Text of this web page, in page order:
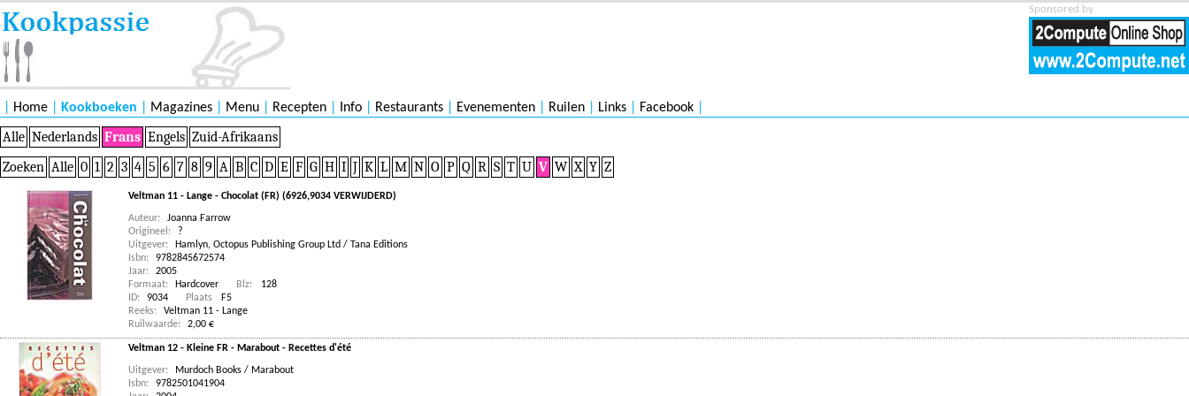
Sponsored by
Home Kookboeken Magazines Menu Recepten Info Restaurants Evenementen Ruilen Links Facebook
Alle Nederlands Frans Engels Zuid-Afrikaans
Zoeken Alle 0 1 2 3 4 5 6 7 8 9 A B C D E F G H I J K L M N O P Q R S T U V W X Y Z
Veltman 11 - Lange - Chocolat (FR) (6926,9034 VERWIJDERD)
Auteur:
Joanna Farrow
Origineel:
?
Uitgever:
Hamlyn, Octopus Publishing Group Ltd / Tana Editions
Isbn:
9782845672574
Jaar:
2005
Formaat:
Hardcover Blz:
128
ID:
9034 Plaats
F5
Reeks:
Veltman 11 - Lange
Ruilwaarde:
2,00 €
Veltman 12 - Kleine FR - Marabout - Recettes d'été
Uitgever:
Murdoch Books / Marabout
Isbn:
9782501041904